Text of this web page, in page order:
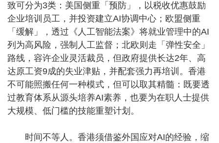
致可分为3类：美国侧重「预防」，以税收优惠鼓励
企业培训员工，并投资建立AI协调中心；欧盟侧重
「缓解」，透过《人工智能法案》将就业管理中的AI
列为高风险，强制人工监督；北欧则走「弹性安全」
路线，容许企业灵活裁员，但政府提供长达2年、高
达原工资9成的失业津贴，并配套强力再培训。香港
不可能照搬任何一种模式，但可以取其精髓：既要透
过教育体系从源头培养AI素养，也要为在职人士提供
大规模、低门槛的技能重塑计划。
时间不等人。香港须借鉴外国应对AI的经验，缩